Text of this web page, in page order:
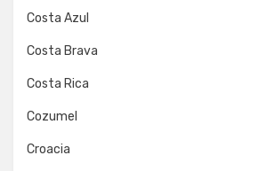
Costa Azul
Costa Brava
Costa Rica
Cozumel
Croacia